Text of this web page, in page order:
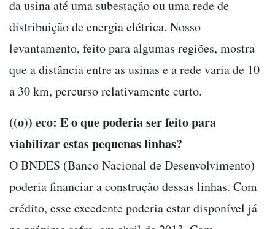
da usina até uma subestação ou uma rede de
distribuição de energia elétrica. Nosso
levantamento, feito para algumas regiões, mostra
que a distância entre as usinas e a rede varia de 10
a 30 km, percurso relativamente curto.
((o)) eco: E o que poderia ser feito para
viabilizar estas pequenas linhas?
O BNDES (Banco Nacional de Desenvolvimento)
poderia financiar a construção dessas linhas. Com
crédito, esse excedente poderia estar disponível já